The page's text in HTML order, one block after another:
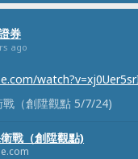
券
ago
戰（創陞觀點 5/7/24)
戰（創陞觀點)